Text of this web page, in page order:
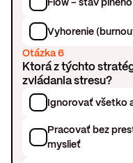
Vyhorenie
Otázka 6
Ktorá z týchto
zvládania stresu?
Ignorovať všetko
Pracovať bez
myslieť